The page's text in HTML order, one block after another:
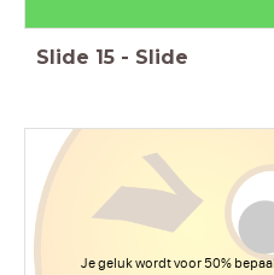
Slide 15 - Slide
Je geluk wordt voor 50%